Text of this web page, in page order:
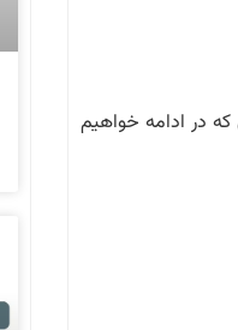
در ادامه خواهیم